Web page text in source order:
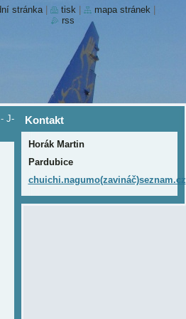
- J-
Kontakt
Horák Martin
Pardubice
chuichi.nagumo(zavináč)seznam.cz
stránka tisk mapa stránek
rss